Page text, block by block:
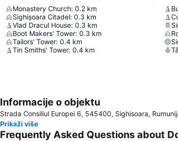
Monastery Church: 0.2 km
Sighișoara Citadel: 0.3 km
Vlad Dracul House: 0.3 km
Boot Makers' Tower: 0.3 km
Tailors' Tower: 0.4 km
Tin Smiths' Tower: 0.4 km
Informacije o objektu
Strada Consiliul Europei 6, 545400, Sighisoara,
Prikaži više
Frequently Asked Questions about